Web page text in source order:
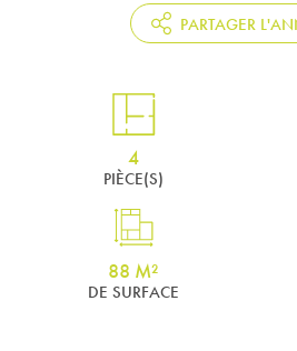
PARTAGER
4
PIÈCE(S)
88 M²
DE SURFACE